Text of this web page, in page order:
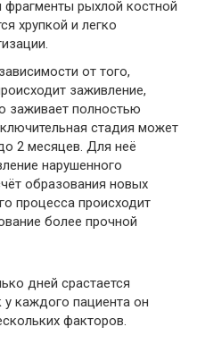
рыхлой костной
хрупкой и легко
от того,
заживление,
заживает полностью
стадия может
2 месяцев. Для неё
нарушенного
образования новых
процесса происходит
более прочной
дней срастается
каждого пациента он
факторов.